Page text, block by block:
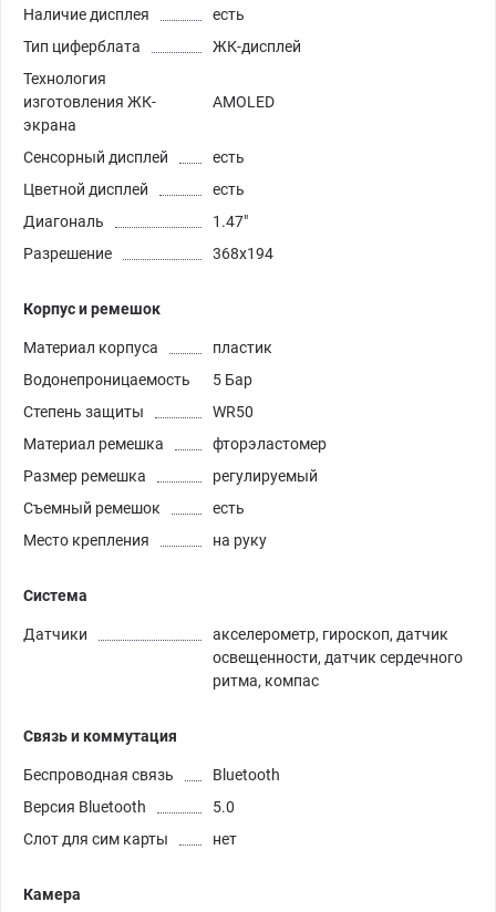
Наличие дисплея
есть
Тип циферблата
ЖК-дисплей
Технология
изготовления ЖК-
экрана
AMOLED
Сенсорный дисплей
есть
Цветной дисплей
есть
Диагональ
1.47"
Разрешение
368х194
Корпус и ремешок
Материал корпуса
пластик
Водонепроницаемость
5 Бар
Степень защиты
WR50
Материал ремешка
фторэластомер
Размер ремешка
регулируемый
Съемный ремешок
есть
Место крепления
на руку
Система
Датчики
акселерометр, гироскоп, датчик
освещенности, датчик сердечного
ритма, компас
Связь и коммутация
Беспроводная связь
Bluetooth
Версия Bluetooth
5.0
Слот для сим карты
нет
Камера